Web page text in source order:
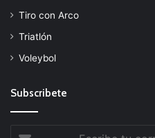
Tiro con Arco
Triatlón
Voleybol
Subscribete